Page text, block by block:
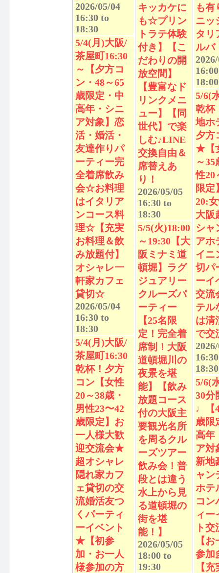
2026/05/04
16:30 to
18:30
5/4(月)大阪/
茶屋町16:30
～【夕方コ
ン・48～65
歳限定・中
高年・シニ
ア対象】恋
活・婚活・
友達作りパ
ーティー完
全着席飲み
会☆お料理
はイタリア
ンコース料
理☆【充実
お料理＆飲
み放題付】
オシャレ一
軒家カフェ
貸切☆
2026/05/04
16:30 to
18:30
5/4(月)大阪/
茶屋町16:30
乾杯！夕方
コン【女性
20～38歳・
男性23〜42
歳限定】お
一人様大歓
迎交流会★
超オシャレ
隠れ家カフ
ェ貸切の交
流婚活友つ
くパーティ
ーイベント
★【初参
加・お一人
様参加の方
キッカケに
も☆プリン
トラテ体験
付き】【こ
だわりの開
放空間】
【豊富なド
リンクメニ
ュー】【同
世代】で楽
しむ♪LINE
交換自由＆
席替えあ
り！
2026/05/05
16:30 to
18:30
5/5(火)18:00
～19:30【大
阪ミナミ道
頓堀】ラグ
ジュアリー
クルーズパ
ーティー
【25名限
定！完全着
席制！大阪
道頓堀川の
夜景を堪
能】【飲み
放題コース
付の大阪主
要観光名所
を周るクル
ーズツアー
飲み会！普
段とは違う
水上から見
る道頓堀の
街を堪
能！】
2026/05/05
18:00 to
19:30
も有
ニッ
タリ
ルバ
16:00
18:00
5/6(
乾杯
地ホ
夕方
★【
～
性20
限定
20:
大阪
シャ
アホ
イニ
切パ
ーイ
交流
テル
は清
で交
16:30
18:30
5/6(
30分
♩【
歳
高年
ア対
新地
ャン
ホテ
コン
ィー
ト
【
参加
【